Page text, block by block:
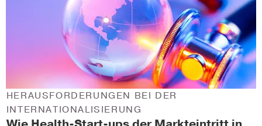
HERAUSFORDERUNGEN BEI DER
INTERNATIONALISIERUNG